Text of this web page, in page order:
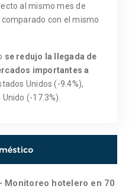
al mismo mes de
con el mismo
se redujo la llegada de
importantes a
Unidos (-9.4%),
(-17.3%).
Monitoreo hotelero en 70